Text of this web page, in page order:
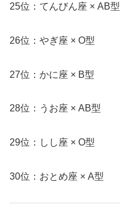
25位：てんびん座 × AB型
26位：やぎ座 × O型
27位：かに座 × B型
28位：うお座 × AB型
29位：しし座 × O型
30位：おとめ座 × A型